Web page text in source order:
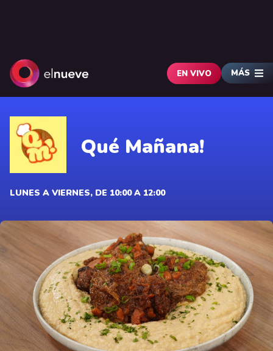
EN VIVO MÁS
Qué Mañana!
LUNES A VIERNES, DE 10:00 A 12:00